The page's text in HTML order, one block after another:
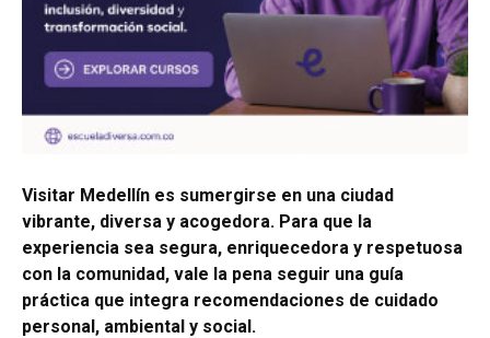
Visitar Medellín es sumergirse en una ciudad
vibrante, diversa y acogedora. Para que la
experiencia sea segura, enriquecedora y respetuosa
con la comunidad, vale la pena seguir una guía
práctica que integra recomendaciones de cuidado
personal, ambiental y social.